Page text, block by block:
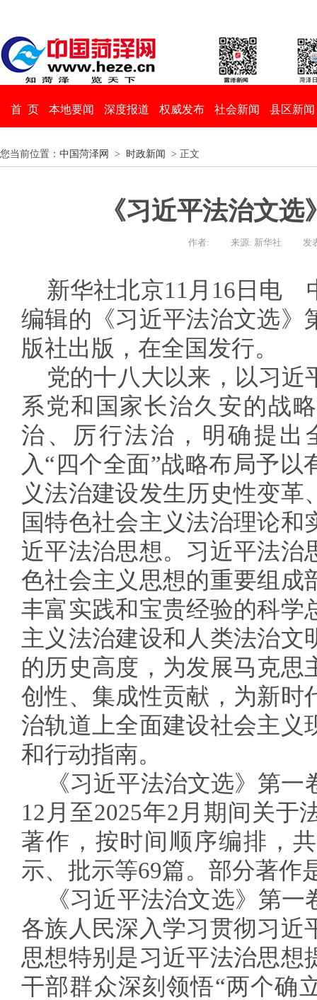
首 页 本地要闻 深度报道 权威发布 社会新闻 县区新闻
您当前位置： 中国菏泽网 > 时政新闻 > 正文
《习近平法治文
作者: 来源: 新华社 发
新华社北京11月16日电
编辑的《习近平法治文选》
版社出版，在全国发行。
党的十八大以来，以习近
系党和国家长治久安的战
治、厉行法治，明确提出
入“四个全面”战略布局予
义法治建设发生历史性变
国特色社会主义法治理论
近平法治思想。习近平法治
色社会主义思想的重要组成
丰富实践和宝贵经验的科学
主义法治建设和人类法治文
的历史高度，为发展马克思
创性、集成性贡献，为新时
治轨道上全面建设社会主义
和行动指南。
《习近平法治文选》第
12月至2025年2月期间关于
著作，按时间顺序编排，
示、批示等69篇。部分著作
《习近平法治文选》第
各族人民深入学习贯彻习近
思想特别是习近平法治思想
干部群众深刻领悟“两个确